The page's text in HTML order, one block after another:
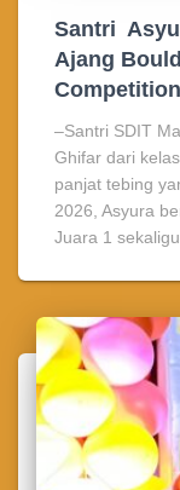
Santri
Ajang
Competition
–Santri SDIT
Ghifar dari
panjat tebing
2026, Asyura
Juara 1